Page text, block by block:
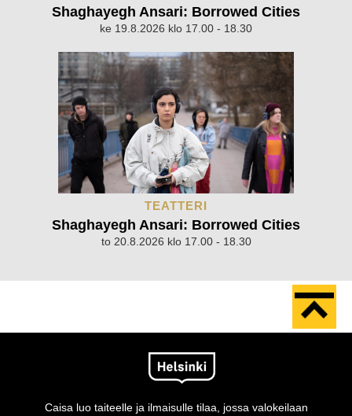
Shaghayegh Ansari: Borrowed Cities
ke 19.8.2026 klo 17.00 - 18.30
TEATTERI
Shaghayegh Ansari: Borrowed Cities
to 20.8.2026 klo 17.00 - 18.30
Caisa luo taiteelle ja ilmaisulle tilaa, jossa valokeilaan